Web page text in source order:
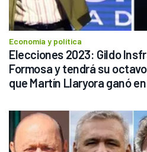
Economía y política
Elecciones 2023: Gildo
Formosa y tendrá su
que Martín Llaryora ganó